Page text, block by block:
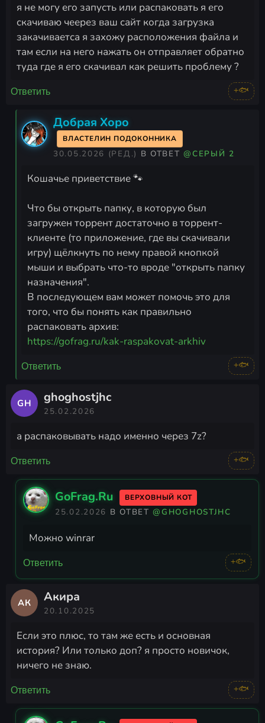
я не могу его запусть или распаковать я его
скачиваю чеерез ваш сайт когда загрузка
закачиваетса я захожу расположения файла и
там если на него нажать он отправляет обратно
туда где я его скачивал как решить проблему ?
Ответить +🐟
Добрая Хоро
ВЛАСТЕЛИН ПОДОКОННИКА
30.05.2026 (РЕД.) В ОТВЕТ@СЕРЫЙ 2
Кошачье приветствие 🐾
Что бы открыть папку, в которую был
загружен торрент достаточно в торрент-
клиенте (то приложение, где вы скачивали
игру) щёлкнуть по нему правой кнопкой
мыши и выбрать что-то вроде "открыть папку
назначения".
В последующем вам может помочь это для
того, что бы понять как правильно
https://gofrag.ru/kak-raspakovat-arkhiv
Ответить +🐟
GH ghoghostjhc
25.02.2026
а распаковывать надо именно через 7z?
Ответить +🐟
GoFrag.Ru ВЕРХОВНЫЙ КОТ
25.02.2026 В ОТВЕТ@GHOGHOSTJHC
Можно winrar
Ответить +🐟
АК Акира
20.10.2025
Если это плюс, то там же есть и основная
история? Или только доп? я просто новичок,
ничего не знаю.
Ответить +🐟